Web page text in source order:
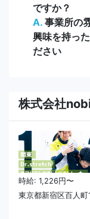
ですか？
A. 事業所の
興味を持っ
ださい
株式会社
時給: 1,226円〜
東京都新宿区百人